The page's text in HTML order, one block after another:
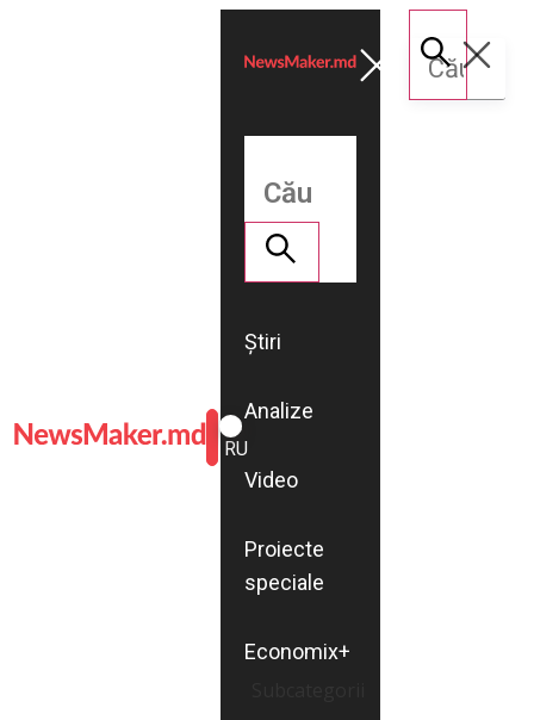
ROMÂNĂ
RU
Știri
Analize
Video
Proiecte
speciale
Economix+